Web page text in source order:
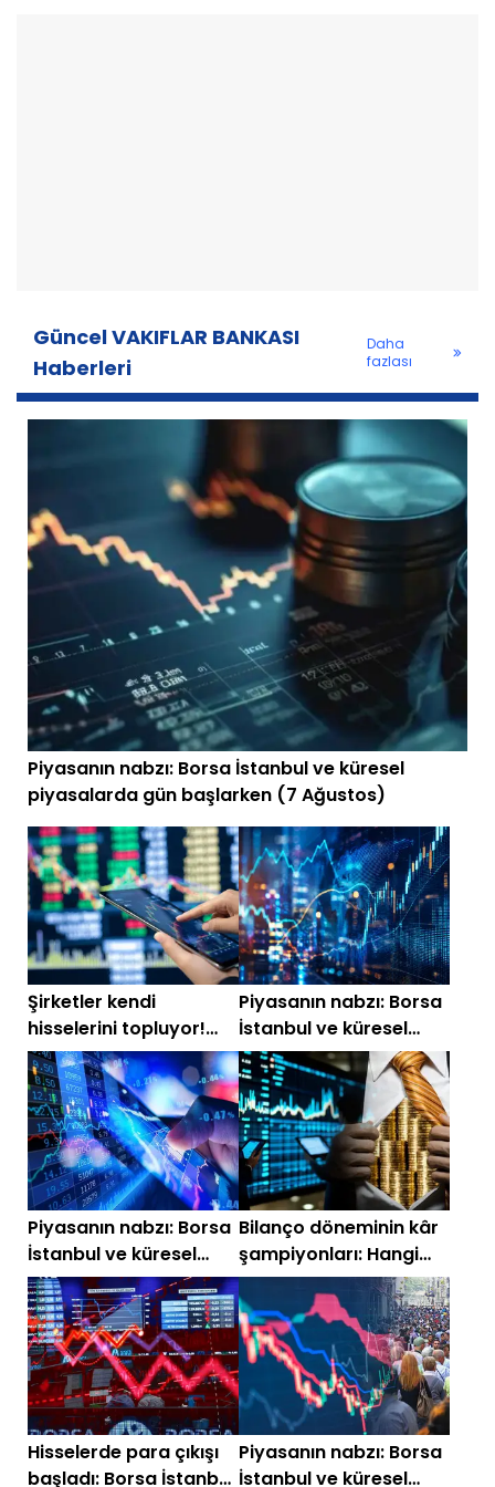
Güncel VAKIFLAR BANKASI
Haberleri
Daha
fazlası
Piyasanın nabzı: Borsa İstanbul ve küresel
piyasalarda gün başlarken (7 Ağustos)
Şirketler kendi
hisselerini topluyor!
Temmuz 2026 geri alım
listesi
Piyasanın nabzı: Borsa
İstanbul ve küresel
piyasalarda gün
başlarken (3 Ağustos)
Piyasanın nabzı: Borsa
İstanbul ve küresel
piyasalarda gün
başlarken (24
Temmuz)
Bilanço döneminin kâr
şampiyonları: Hangi
şirket ne bekliyor?
Hisselerde para çıkışı
başladı: Borsa İstanbul
Piyasanın nabzı: Borsa
İstanbul ve küresel